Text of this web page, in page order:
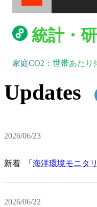
統計・
家庭CO2：世帯あたり
Updates
2026/06/23
新着 「 海洋環境モニタ
2026/06/22